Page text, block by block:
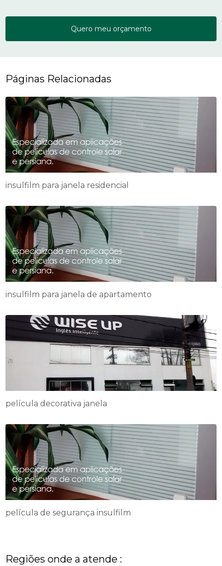
Quero meu orçamento
Páginas Relacionadas
insulfilm para janela residencial
insulfilm para janela de apartamento
película decorativa janela
película de segurança insulfilm
Regiões onde a atende :